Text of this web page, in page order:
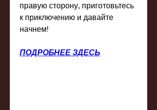
правую сторону, приготовьтесь
к приключению и давайте
начнем!
ПОДРОБНЕЕ ЗДЕСЬ